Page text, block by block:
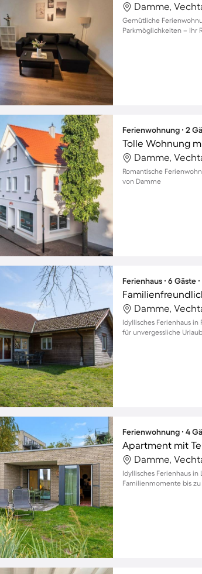
Damme,
Gemütliche
Parkmöglichkeiten – Ihr
Ferienwohnung ∙ 2
Tolle Wohnung
Damme,
Romantische
von Damme
Ferienhaus ∙ 6 Gäste
Damme,
Idyllisches Ferienhaus
für unvergessliche
Ferienwohnung ∙ 4
Apartment mit
Damme,
Idyllisches Ferienhaus
Familienmomente bis zu